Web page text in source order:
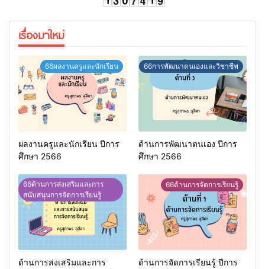
เรื่องมาใหม่
66ผลงานครูและนักเรียน
ผลงานครูและนักเรียน ปีการ
ศึกษา 2566
66การพัฒนาตนเองและวิชาชีพ
ด้านการพัฒนาตนเอง ปีการ
ศึกษา 2566
66ด้านการส่งเสริมและการ
สนับสนุนการจัดการเรียนรู้
ด้านการส่งเสริมและการ
66ด้านการจัดการเรียนรู้
ด้านการจัดการเรียนรู้ ปีการ